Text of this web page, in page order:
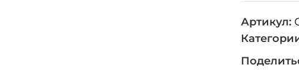
Артикул: